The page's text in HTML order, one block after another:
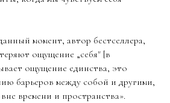
момент, автор бестселлера,
ощущение „себя" [в
ощущение единства, это
барьеров между собой и другими,
времени и пространства».